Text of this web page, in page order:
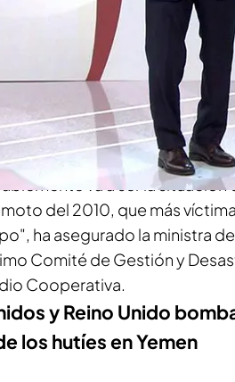
Chile
scienden a 51 los
por zonas pobladas
de Valparaíso es la
el incendio que ha generado
va a ser la
del 2010, que más
ha asegurado la ministra
Comité de Gestión y
Cooperativa.
y Reino Unido
los hutíes en Yemen